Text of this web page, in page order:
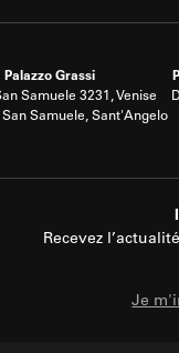
Palazzo Grassi
Samuele 3231, Venise
Samuele, Sant'Angelo
Recevez
Je